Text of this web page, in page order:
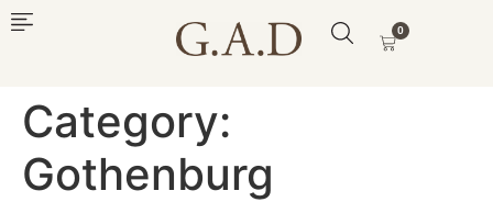
0
Category:
Gothenburg